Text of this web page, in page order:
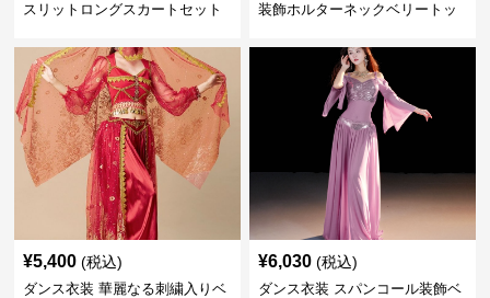
スリットロングスカートセット
装飾ホルターネックベリートッ
¥5,400 (税込)
ダンス衣装 華麗なる刺繍入りベ
¥6,030 (税込)
ダンス衣装 スパンコール装飾ベ